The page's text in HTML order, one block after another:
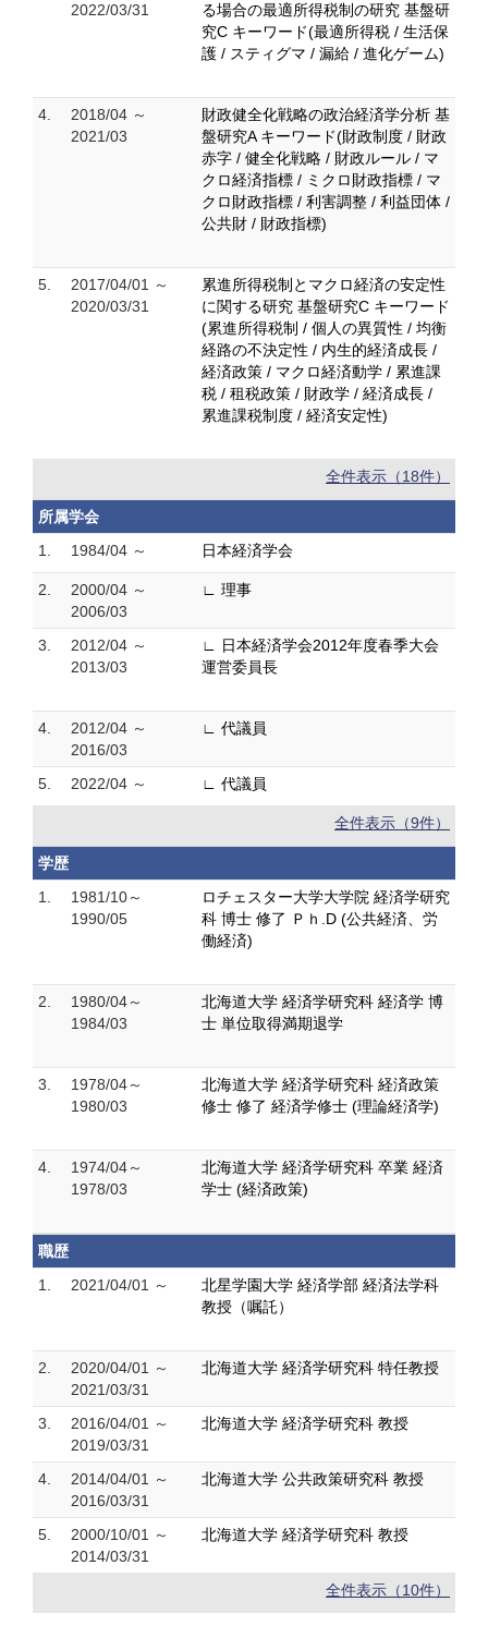
2022/03/31
る場合の最適所得税制の研究 基盤研
究C キーワード(最適所得税 / 生活保
護 / スティグマ / 漏給 / 進化ゲーム)
4.
2018/04 ～
2021/03
財政健全化戦略の政治経済学分析 基
盤研究A キーワード(財政制度 / 財政
赤字 / 健全化戦略 / 財政ルール / マ
クロ経済指標 / ミクロ財政指標 / マ
クロ財政指標 / 利害調整 / 利益団体 /
公共財 / 財政指標)
5.
2017/04/01 ～
2020/03/31
累進所得税制とマクロ経済の安定性
に関する研究 基盤研究C キーワード
(累進所得税制 / 個人の異質性 / 均衡
経路の不決定性 / 内生的経済成長 /
経済政策 / マクロ経済動学 / 累進課
税 / 租税政策 / 財政学 / 経済成長 /
累進課税制度 / 経済安定性)
全件表示（18件）
所属学会
1.
1984/04 ～ 日本経済学会
2.
2000/04 ～
2006/03
∟ 理事
3.
2012/04 ～
2013/03
∟ 日本経済学会2012年度春季大会
運営委員長
4.
2012/04 ～
2016/03
∟ 代議員
5. 2022/04 ～ ∟ 代議員
全件表示（9件）
学歴
1.
1981/10～
1990/05
ロチェスター大学大学院 経済学研究
科 博士 修了 Ｐｈ.D (公共経済、労
働経済)
2.
1980/04～
1984/03
北海道大学 経済学研究科 経済学 博
士 単位取得満期退学
3.
1978/04～
1980/03
北海道大学 経済学研究科 経済政策
修士 修了 経済学修士 (理論経済学)
4.
1974/04～
1978/03
北海道大学 経済学研究科 卒業 経済
学士 (経済政策)
職歴
1.
2021/04/01 ～
北星学園大学 経済学部 経済法学科
教授（嘱託）
2.
2020/04/01 ～
2021/03/31
北海道大学 経済学研究科 特任教授
3.
2016/04/01 ～
2019/03/31
北海道大学 経済学研究科 教授
4.
2014/04/01 ～
2016/03/31
北海道大学 公共政策研究科 教授
5.
2000/10/01 ～
2014/03/31
北海道大学 経済学研究科 教授
全件表示（10件）